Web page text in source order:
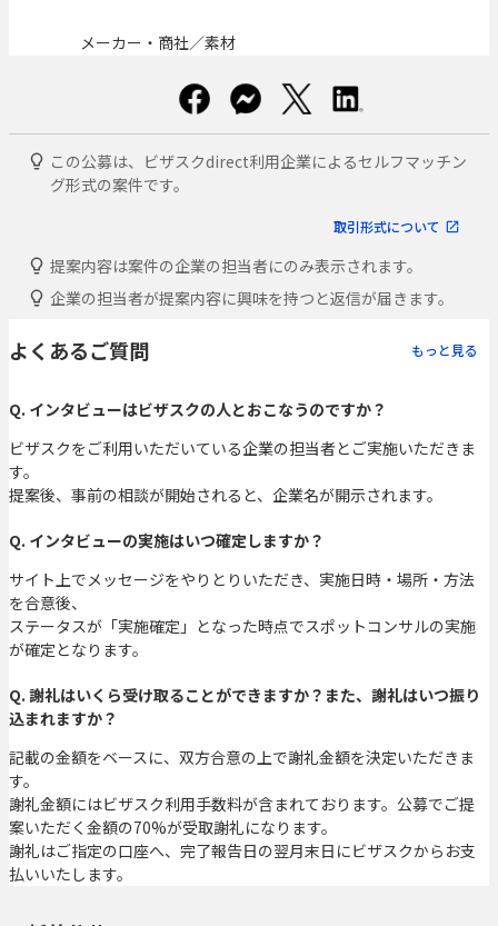
メーカー・商社／素材
この公募は、ビザスクdirect利用企業によるセルフマッチン
グ形式の案件です。
取引形式について
提案内容は案件の企業の担当者にのみ表示されます。
企業の担当者が提案内容に興味を持つと返信が届きます。
よくあるご質問 もっと見る
Q. インタビューはビザスクの人とおこなうのですか？
ビザスクをご利用いただいている企業の担当者とご実施いただきま
す。
提案後、事前の相談が開始されると、企業名が開示されます。
Q. インタビューの実施はいつ確定しますか？
サイト上でメッセージをやりとりいただき、実施日時・場所・方法
を合意後、
ステータスが「実施確定」となった時点でスポットコンサルの実施
が確定となります。
Q. 謝礼はいくら受け取ることができますか？また、謝礼はいつ振り
込まれますか？
記載の金額をベースに、双方合意の上で謝礼金額を決定いただきま
す。
謝礼金額にはビザスク利用手数料が含まれております。公募でご提
案いただく金額の70%が受取謝礼になります。
謝礼はご指定の口座へ、完了報告日の翌月末日にビザスクからお支
払いいたします。